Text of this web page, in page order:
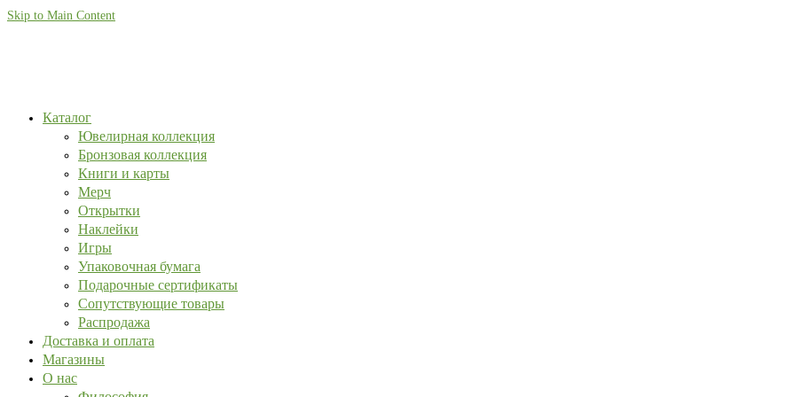
Skip to Main Content
Каталог
Ювелирная коллекция
Бронзовая коллекция
Книги и карты
Мерч
Открытки
Наклейки
Игры
Упаковочная бумага
Подарочные сертификаты
Сопутствующие товары
Распродажа
Доставка и оплата
Магазины
О нас